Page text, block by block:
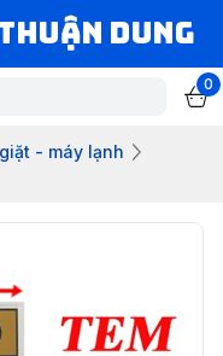
DUNG
0
- máy lạnh